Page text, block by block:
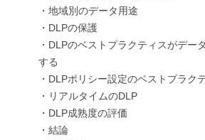
・地域別のデータ用途
・DLPの保護
・DLPのベストプラクティスがデー
する
・DLPポリシー設定のベストプラク
・リアルタイムのDLP
・DLP成熟度の評価
・結論